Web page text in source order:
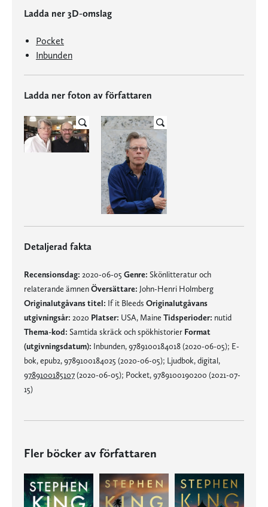
Ladda ner 3D-omslag
Pocket
Inbunden
Ladda ner foton av författaren
Detaljerad fakta
Recensionsdag: 2020-06-05 Genre: Skönlitteratur och
relaterande ämnenÖversättare: John-Henri Holmberg
Originalutgåvans titel: If it Bleeds Originalutgåvans
utgivningsår: 2020 Platser: USA, Maine Tidsperioder: nutid
Thema-kod: Samtida skräck och spökhistorier Format
(utgivningsdatum): Inbunden, 9789100184018 (2020-06-05); E-
bok, epub2, 9789100184025 (2020-06-05); Ljudbok, digital,
9789100185107(2020-06-05); Pocket, 9789100190200 (2021-07-
15)
Fler böcker av författaren